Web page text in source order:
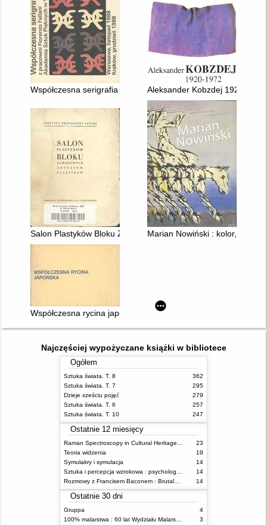
Współczesna serigrafia włoska z pracowni Fiorenzo Fallani,
Aleksander Kobzdej 1920-
Salon Plastyków Bloku Z. A. P Marian Nowiński : kolor,
Współczesna rycina japońska : [katalog wystawy, Muzeum
Najczęściej wypożyczane książki w bibliotece
Ogółem
Sztuka świata. T. 8
362
Sztuka świata. T. 7
295
Dzieje sześciu pojęć
279
Sztuka świata. T. 6
257
Sztuka świata. T. 10
247
Ostatnie 12 miesięcy
23
Teoria widzenia
19
Symulakry i symulacja
14
14
14
Ostatnie 30 dni
Gruppa
4
3